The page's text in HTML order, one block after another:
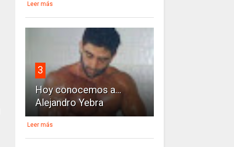
Leer más
3
Hoy conocemos a...
Alejandro Yebra
Leer más